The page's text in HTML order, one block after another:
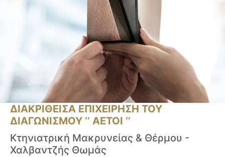
ΔΙΑΚΡΙΘΕΙΣΑ ΕΠΙΧΕΙΡΗΣΗ ΤΟΥ
ΔΙΑΓΩΝΙΣΜΟΥ ‘’ ΑΕΤΟΙ ‘’
Κτηνιατρική Μακρυνείας & Θέρμου -
Χαλβαντζής Θωμάς